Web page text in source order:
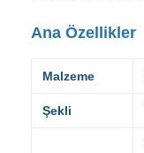
Ana Özellikler
Malzeme
Şekli